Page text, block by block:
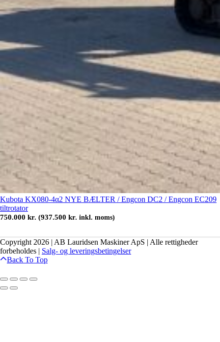
Kubota KX080-4α2 NYE BÆLTER / Engcon DC2 / Engcon EC209
tiltrotator
750.000 kr. (937.500 kr. inkl. moms)
Copyright 2026 | AB Lauridsen Maskiner ApS | Alle rettigheder
forbeholdes | Salg- og leveringsbetingelser
Back To Top